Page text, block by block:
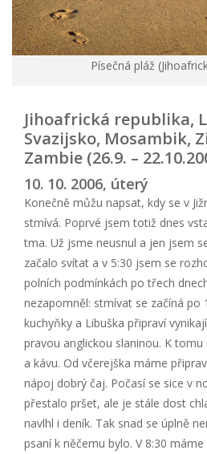
Písečná pláž
Jihoafrická republika,
Svazijsko, Mosambik,
Zambie (26.9. –
10. 10. 2006, úterý
Konečně můžu napsat, kdy se v
stmívá. Poprvé jsem totiž dnes
tma. Už jsme neusnul a jen jsem
začalo svítat a v 5:30 jsem se
polních podmínkách po třech
nezapomněl: stmívat se začíná po
kuchyňky a Libuška připraví
pravou anglickou slaninou. K
a kávu. Od včerejška máme
nápoj dobrý čaj. Počasí se sice v
přestalo pršet, ale je stále dost
navlhl i deník. Tak snad se úplně
psaní k něčemu bylo. V 8:30